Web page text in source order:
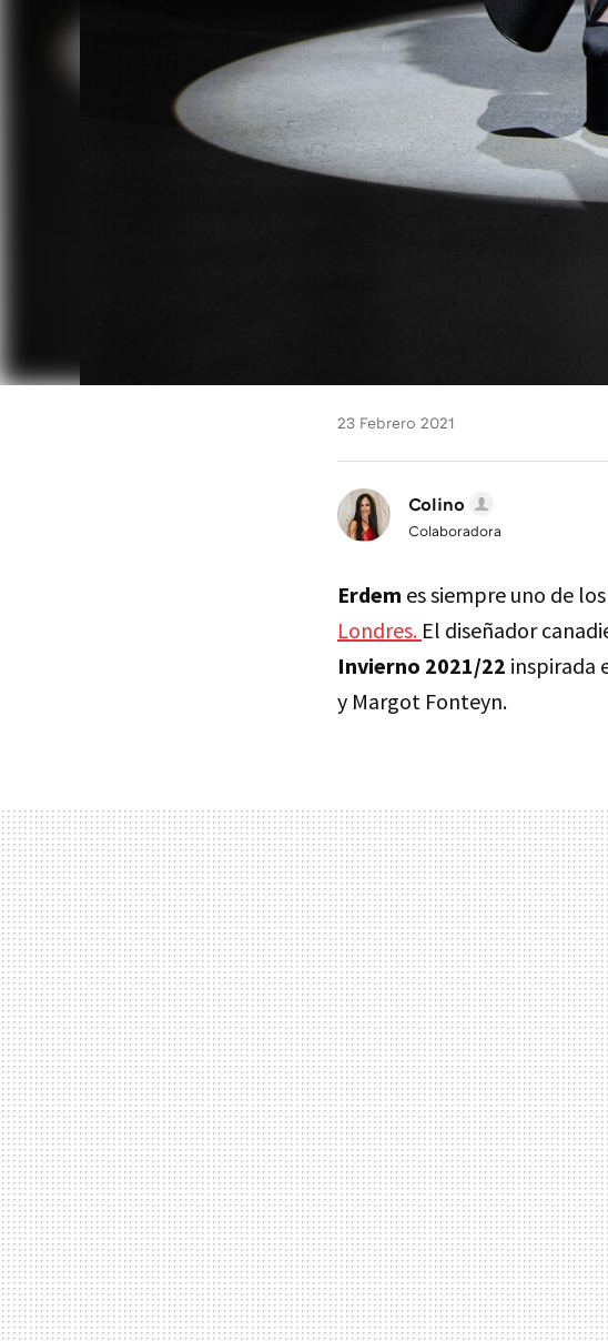
23 Febrero 2021
Colino
Colaboradora
Erdem es siempre uno de
Londres. El diseñador
Invierno 2021/22 inspirada
y Margot Fonteyn.